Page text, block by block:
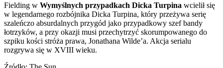
Fielding w Wymyślnych przypadkach Dicka Turpina wcielił się
w legendarnego rozbójnika Dicka Turpina, który przeżywa serię
szaleńczo absurdalnych przygód jako przypadkowy szef bandy
łotrzyków, a przy okazji musi przechytrzyć skorumpowanego do
szpiku kości stróża prawa, Jonathana Wilde’a. Akcja serialu
rozgrywa się w XVIII wieku.